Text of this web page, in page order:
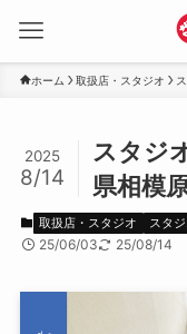
ホーム 取扱店・スタジオ
スタジ
県相模
2025
8/14
取扱店・スタジオ スタ
25/06/03 25/08/14